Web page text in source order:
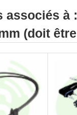
associés à
(doit